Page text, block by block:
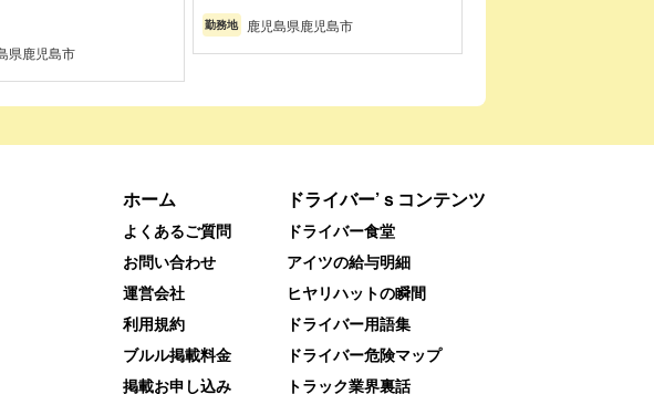
県鹿児島市
勤務地 鹿児島県鹿児島市
ホーム
よくあるご質問
お問い合わせ
運営会社
利用規約
ブルル掲載料金
掲載お申し込み
ドライバー’ｓコンテンツ
ドライバー食堂
アイツの給与明細
ヒヤリハットの瞬間
ドライバー用語集
ドライバー危険マップ
トラック業界裏話